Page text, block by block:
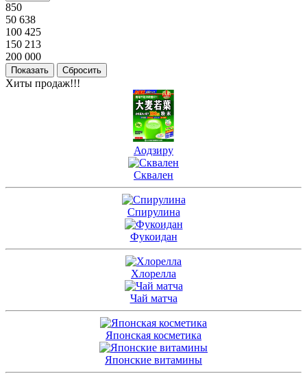
850
50 638
100 425
150 213
200 000
Хиты продаж!!!
Аодзиру
Сквален
Спирулина
Фукоидан
Хлорелла
Чай матча
Японская косметика
Японские витамины